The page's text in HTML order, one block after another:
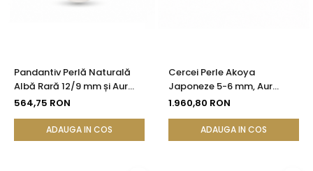
Pandantiv Perlă Naturală
Albă Rară 12/9 mm și Aur
Galben 14K (aur 585) |
564,75 RON
ADAUGA IN COS
Cercei Perle Akoya
Japoneze 5-6 mm, Aur
Galben 14K, Tortiță Închisă -
1.960,80 RON
ADAUGA IN COS